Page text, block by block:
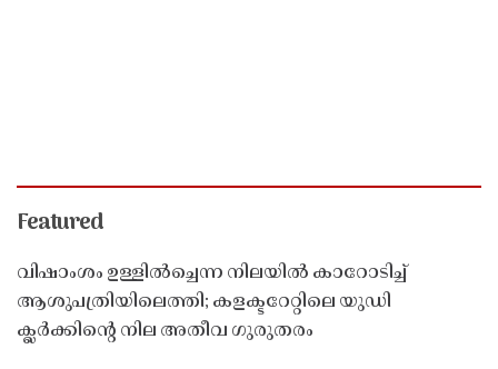
Featured
വിഷാംശം ഉള്ളിൽച്ചെന്ന നിലയിൽ കാറോടിച്ച്
ആശുപത്രിയിലെത്തി; കളക്ടറേറ്റിലെ യുഡി
ക്ലർക്കിൻ്റെ നില അതീവ ഗുരുതരം